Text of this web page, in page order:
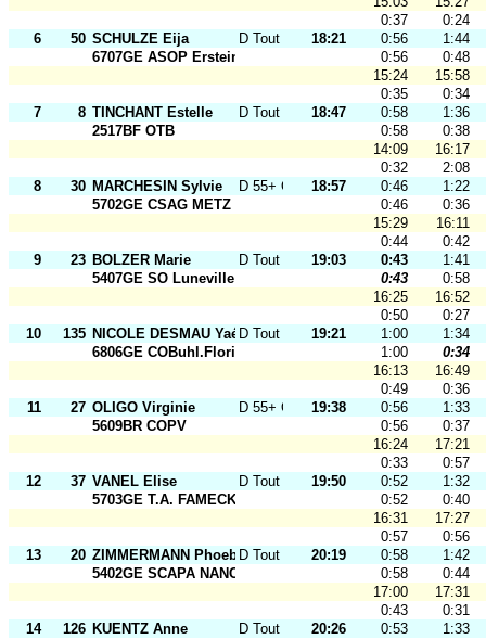
0:37
0:24
6
50 SCHULZE Eija D Tout Ages18:21 0:56
1:44
6707GE ASOP Erstein
0:56
0:48
15:24
15:58
0:35
0:34
7
8 TINCHANT Estelle D Tout Ages18:47 0:58
1:36
2517BF OTB
0:58
0:38
14:09
16:17
0:32
2:08
8
30 MARCHESIN Sylvie D 55+ O 18:57 0:46
1:22
5702GE CSAG METZ
0:46
0:36
15:29
16:11
0:44
0:42
9
23 BOLZER Marie D Tout Ages19:03 0:43
1:41
5407GE SO Luneville
0:43
0:58
16:25
16:52
0:50
0:27
10
135 NICOLE DESMAU Yaé D Tout Ages19:21 1:00
1:34
6806GE COBuhl.Florival
1:00
0:34
16:13
16:49
0:49
0:36
11
27 OLIGO Virginie D 55+ O 19:38 0:56
1:33
5609BR COPV
0:56
0:37
16:24
17:21
0:33
0:57
12
37 VANEL Elise D Tout Ages19:50 0:52
1:32
5703GE T.A. FAMECK
0:52
0:40
16:31
17:27
0:57
0:56
13
20 ZIMMERMANN PhoebeD Tout Ages20:19 0:58
1:42
5402GE SCAPA NANCY
0:58
0:44
17:00
17:31
0:43
0:31
14
126 KUENTZ Anne D Tout Ages20:26 0:53
1:33